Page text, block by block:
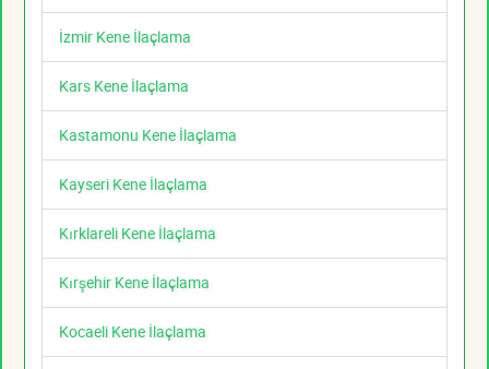
İzmir Kene İlaçlama
Kars Kene İlaçlama
Kastamonu Kene İlaçlama
Kayseri Kene İlaçlama
Kırklareli Kene İlaçlama
Kırşehir Kene İlaçlama
Kocaeli Kene İlaçlama